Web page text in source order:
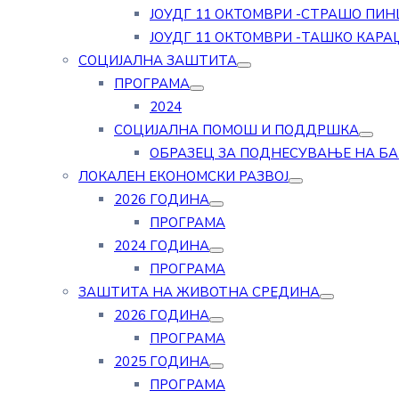
ЈОУДГ 11 ОКТОМВРИ -СТРАШО
ЈОУДГ 11 ОКТОМВРИ -ТАШКО
СОЦИЈАЛНА ЗАШТИТА
ПРОГРАМА
2024
СОЦИЈАЛНА ПОМОШ И ПОДДРШКА
ОБРАЗЕЦ ЗА ПОДНЕСУВАЊЕ НА
ЛОКАЛЕН ЕКОНОМСКИ РАЗВОЈ
2026 ГОДИНА
ПРОГРАМА
2024 ГОДИНА
ПРОГРАМА
ЗАШТИТА НА ЖИВОТНА СРЕДИНА
2026 ГОДИНА
ПРОГРАМА
2025 ГОДИНА
ПРОГРАМА